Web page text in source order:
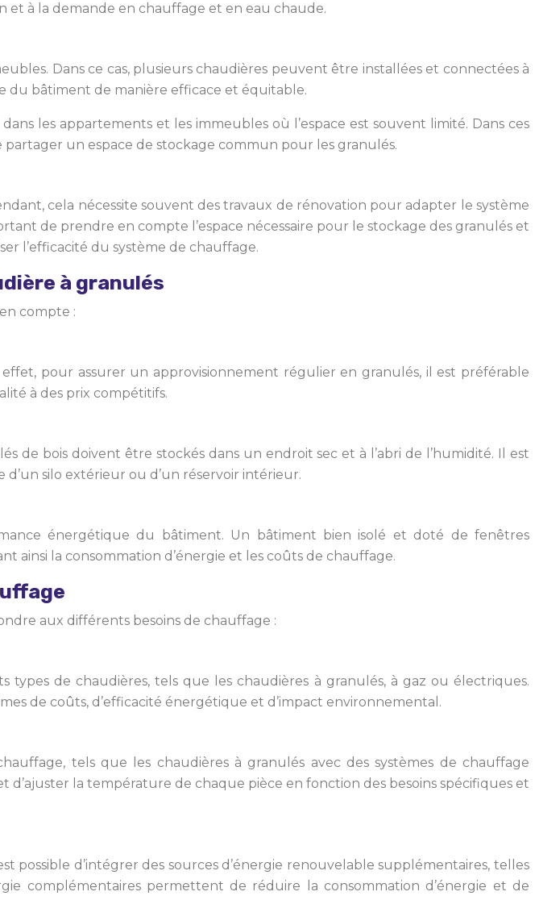
et à la demande en chauffage et en eau chaude.
Dans ce cas, plusieurs chaudières peuvent être installées et connectées à
du bâtiment de manière efficace et équitable.
les appartements et les immeubles où l’espace est souvent limité. Dans ces
un espace de stockage commun pour les granulés.
cela nécessite souvent des travaux de rénovation pour adapter le système
de prendre en compte l’espace nécessaire pour le stockage des granulés et
l’efficacité du système de chauffage.
à granulés
compte :
pour assurer un approvisionnement régulier en granulés, il est préférable
à des prix compétitifs.
de bois doivent être stockés dans un endroit sec et à l’abri de l’humidité. Il est
d’un silo extérieur ou d’un réservoir intérieur.
énergétique du bâtiment. Un bâtiment bien isolé et doté de fenêtres
ainsi la consommation d’énergie et les coûts de chauffage.
aux différents besoins de chauffage :
de chaudières, tels que les chaudières à granulés, à gaz ou électriques.
de coûts, d’efficacité énergétique et d’impact environnemental.
tels que les chaudières à granulés avec des systèmes de chauffage
la température de chaque pièce en fonction des besoins spécifiques et
d’intégrer des sources d’énergie renouvelable supplémentaires, telles
complémentaires permettent de réduire la consommation d’énergie et de